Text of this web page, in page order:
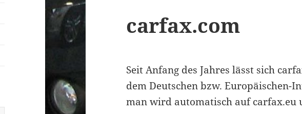
carfax.com
Seit Anfang des Jahres lässt sich
dem Deutschen bzw. Europäischen-
man wird automatisch auf carfax.eu